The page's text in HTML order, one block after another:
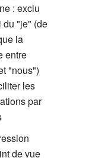
: exclu
du "je" (de
la
entre
"nous")
les
par
de vue